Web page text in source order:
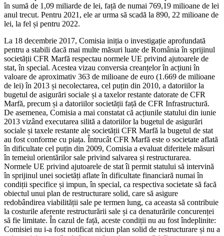
în sumă de 1,09 miliarde de lei, față de numai 769,19 milioane de lei
anul trecut. Pentru 2021, ele ar urma să scadă la 890, 22 milioane de
lei, la fel și pentru 2022.
La 18 decembrie 2017, Comisia iniția o investigație aprofundată
pentru a stabili dacă mai multe măsuri luate de România în sprijinul
societății CFR Marfă respectau normele UE privind ajutoarele de
stat, în special. Acestea vizau conversia creanțelor în acțiuni în
valoare de aproximativ 363 de milioane de euro (1.669 de milioane
de lei) în 2013 și necolectarea, cel puțin din 2010, a datoriilor la
bugetul de asigurări sociale și a taxelor restante datorate de CFR
Marfă, precum și a datoriilor societății față de CFR Infrastructură.
De asemenea, Comisia a mai constatat că acțiunile statului din iunie
2013 vizând executarea silită a datoriilor la bugetul de asigurări
sociale și taxele restante ale societății CFR Marfă la bugetul de stat
au fost conforme cu piața. Întrucât CFR Marfă este o societate aflată
în dificultate cel puțin din 2009, Comisia a evaluat diferitele măsuri
în temeiul orientărilor sale privind salvarea și restructurarea.
Normele UE privind ajutoarele de stat îi permit statului să intervină
în sprijinul unei societăți aflate în dificultate financiară numai în
condiții specifice și impun, în special, ca respectiva societate să facă
obiectul unui plan de restructurare solid, care să asigure
redobândirea viabilității sale pe termen lung, ca aceasta să contribuie
la costurile aferente restructurării sale și ca denaturările concurenței
să fie limitate. În cazul de față, aceste condiții nu au fost îndeplinite:
Comisiei nu i-a fost notificat niciun plan solid de restructurare și nu a